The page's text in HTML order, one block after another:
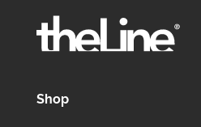
Shop